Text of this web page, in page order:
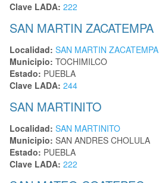
Clave LADA: 222
SAN MARTIN ZACATEMPA
Localidad: SAN MARTIN ZACATEMPA
Municipio: TOCHIMILCO
Estado: PUEBLA
Clave LADA: 244
SAN MARTINITO
Localidad: SAN MARTINITO
Municipio: SAN ANDRES CHOLULA
Estado: PUEBLA
Clave LADA: 222